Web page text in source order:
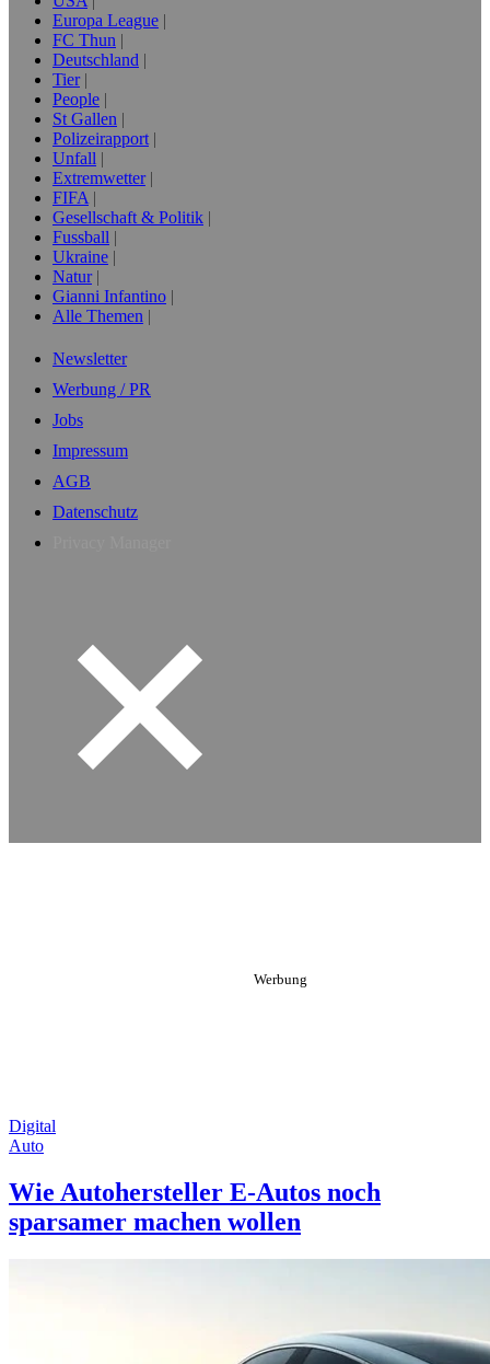
Europa League
FC Thun
Deutschland
Tier
People
St Gallen
Polizeirapport
Unfall
Extremwetter
FIFA
Gesellschaft & Politik
Fussball
Ukraine
Natur
Gianni Infantino
Alle Themen
Newsletter
Werbung / PR
Jobs
Impressum
AGB
Datenschutz
Digital
Auto
Wie Autohersteller E-Autos noch
sparsamer machen wollen